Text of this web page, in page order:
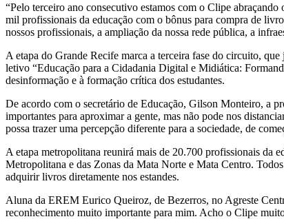
“Pelo terceiro ano consecutivo estamos com o Clipe
mil profissionais da educação com o bônus para compra de
nossos profissionais, a ampliação da nossa rede pública, a
A etapa do Grande Recife marca a terceira fase do circuito,
letivo “Educação para a Cidadania Digital e Midiática:
desinformação e à formação crítica dos estudantes.
De acordo com o secretário de Educação, Gilson Monteiro, a
importantes para aproximar a gente, mas não pode nos
possa trazer uma percepção diferente para a sociedade, de
A etapa metropolitana reunirá mais de 20.700 profissionais da
Metropolitana e das Zonas da Mata Norte e Mata Centro.
adquirir livros diretamente nos estandes.
Aluna da EREM Eurico Queiroz, de Bezerros, no Agreste
reconhecimento muito importante para mim. Acho o Clipe